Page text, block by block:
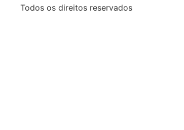
Todos os direitos reservados